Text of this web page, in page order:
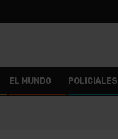
EL MUNDO POLICIALES